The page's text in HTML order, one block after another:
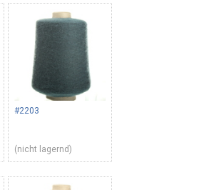
#2203
(nicht lagernd)